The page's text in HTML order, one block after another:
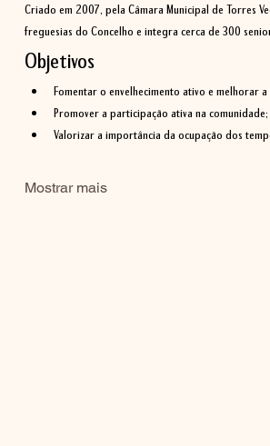
Criado em 2007, pela Câmara Municipal de Torres
freguesias do Concelho e integra cerca de 300
Objetivos
Fomentar o envelhecimento ativo e melhorar
Promover a participação ativa na comunidade;
Valorizar a importância da ocupação dos
Mostrar mais